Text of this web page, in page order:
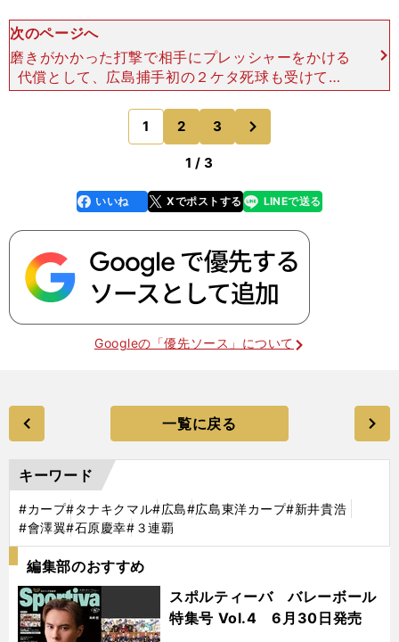
次のページへ
磨きがかかった打撃で相手にプレッシャーをかける
代償として、広島捕手初の２ケタ死球も受けてき
た。それでも會澤は逃げなかった。「なめられちゃ
いけない」と、死球の次打席でも踏み込んでいく。
死球後の打席の打率
1 2 3
1 / 3
faceboo
k
いいね Xでポストする
line LINEで送る
Googleの「優先ソース」について
一覧に戻る
キーワード
#カープ#タナキクマル#広島#広島東洋カープ#新井貴浩
#會澤翼#石原慶幸#３連覇
編集部のおすすめ
スポルティーバ バレーボール
特集号 Vol.4 6月30日発売